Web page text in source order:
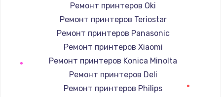
Заказать
Программирование АТС
Заказать
Ремонт принтеров Oki
Ремонт принтеров Teriostar
Ремонт принтеров Panasonic
Ремонт принтеров Xiaomi
Ремонт принтеров Konica Minolta
Ремонт принтеров Deli
Ремонт принтеров Philips